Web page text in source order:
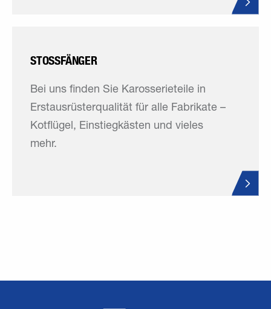
STOSSFÄNGER
Bei uns finden Sie Karosserieteile in
Erstausrüsterqualität für alle Fabrikate –
Kotflügel, Einstiegkästen und vieles
mehr.